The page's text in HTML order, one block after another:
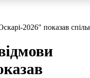
2026" показав